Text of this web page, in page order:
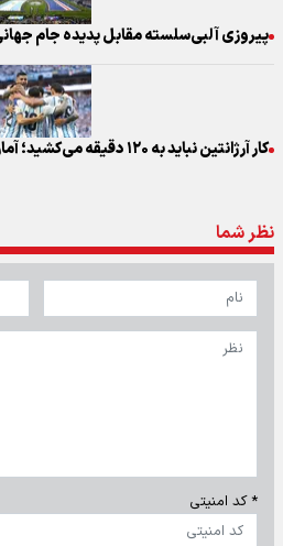
پیروزی آلبی‌سلسته مقابل پدیده جام
کار آرژانتین نباید به ۱۲۰ دقیقه می‌کشید؛ آمار چه می‌گوید؟
نظر شما
* کد امنیتی